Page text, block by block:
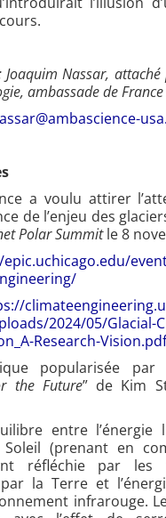
Joaquim Nassar, attaché
ambassade de
a voulu attirer
de l’enjeu des
Polar Summitle 8
2024/05/Glacial-
Research-Vision.pdf
popularisée
the Future” de Kim
entre l’énergie
(prenant en
réfléchie par les
la Terre et
infrarouge.